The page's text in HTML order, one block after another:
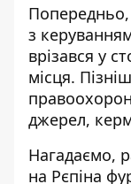
Попередньо,
з
врізався у
місця.
джерел,
Нагадаємо,
на Рєпіна